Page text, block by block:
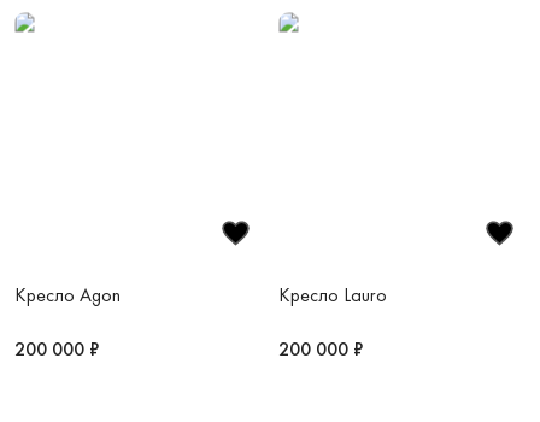
Кресло Agon
200 000 ₽
Кресло Lauro
200 000 ₽